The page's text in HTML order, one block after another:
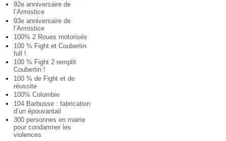
92e anniversaire de
l’Armistice
93e anniversaire de
l’Armistice
100% 2 Roues motorisés
100 % Fight et Coubertin
full !
100 % Fight 2 remplit
Coubertin !
100 % de Fight et de
réussite
100% Colombie
104 Barbusse : fabrication
d’un épouvantail
300 personnes en mairie
pour condamner les
violences